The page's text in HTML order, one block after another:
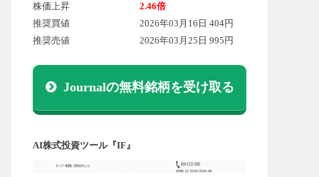
株価上昇
2.46倍
推奨買値
2026年03月16日 404円
推奨売値
2026年03月25日 995円
Journalの無料銘柄を受け取る
AI株式投資ツール『IF』